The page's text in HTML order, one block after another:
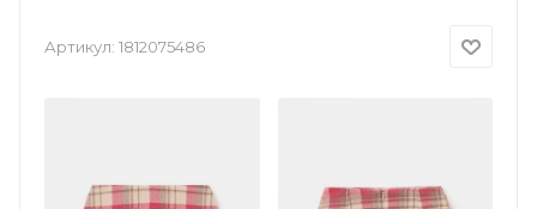
Артикул: 1812075486